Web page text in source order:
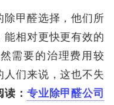
甲醛选择，他们所
相对更快更有效的
需要的治理费用较
们来说，这也不失
读： 专业除甲醛公司